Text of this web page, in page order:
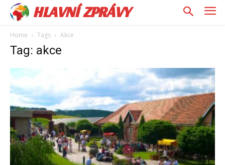
HLAVNÍ ZPRÁVY
Home Tags Akce
Tag: akce